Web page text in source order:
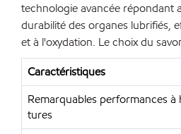
technologie avancée répondant
durabilité des organes lubrifiés,
et à l'oxydation. Le choix du
Caractéristiques
Remarquables performances à
tures